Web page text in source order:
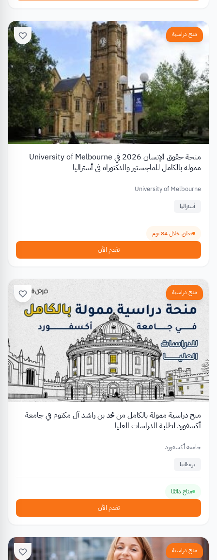
منح دراسية
منحة حقوق الإنسان 2026 في University of Melbourne
ممولة بالكامل للماجستير والدكتوراه في أستراليا
University of Melbourne
أستراليا
تغلق خلال 84 يوم
تقدم الآن
منح دراسية
منح دراسية ممولة بالكامل من محمد بن راشد آل مكتوم في جامعة
أكسفورد لطلبة الدراسات العليا
جامعة أكسفورد
بريطانيا
متاح دائمًا
تقدم الآن
منح دراسية